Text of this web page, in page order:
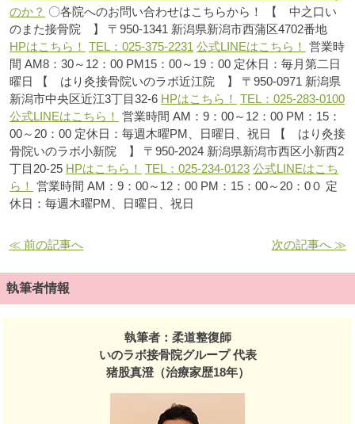
のか？ 〇各院へのお問い合わせはこちらから！
【 中之口い
のまた接骨院 】 〒950-1341 新潟県新潟市西蒲区4702番地
HPはこちら！ TEL：025-375-2231 公式LINEはこちら！ 営業時
間 AM8：30～12：00 PM15：00～19：00 定休日：毎月第二日
曜日
【 はり灸接骨院いのラボ近江院 】 〒950-0971 新潟県
新潟市中央区近江3丁目32-6 HPはこちら！ TEL：025-283-0100
公式LINEはこちら！ 営業時間 AM：9：00～12：00 PM：15：
00～20：00 定休日：毎週木曜PM、日曜日、祝日
【 はり灸接
骨院いのラボ小新院 】 〒950-2024 新潟県新潟市西区小新西2
丁目20-25 HPはこちら！ TEL：025-234-0123 公式LINEはこち
ら！ 営業時間 AM：9：00～12：00 PM：15：00～20：0０ 定
休日：毎週木曜PM、日曜日、祝日
≪ 前の記事へ 次の記事へ ≫
執筆者情報
執筆者：柔道整復師
いのラボ接骨院グループ 代表
猪股真澄（治療家歴18年）